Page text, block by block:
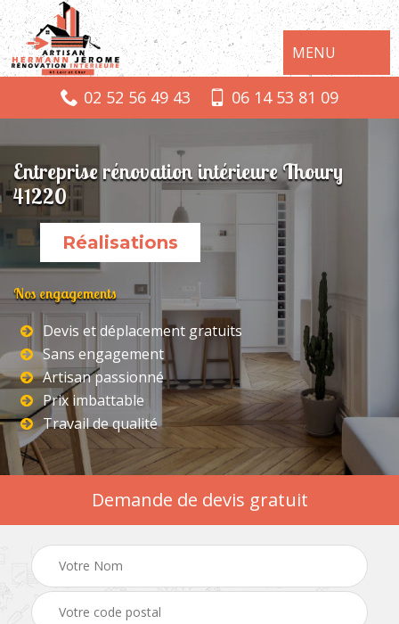
MENU
02 52 56 49 43 06 14 53 81 09
Entreprise rénovation intérieure Thoury
41220
Réalisations
Nos engagements
Devis et déplacement gratuits
Sans engagement
Artisan passionné
Prix imbattable
Travail de qualité
Demande de devis gratuit